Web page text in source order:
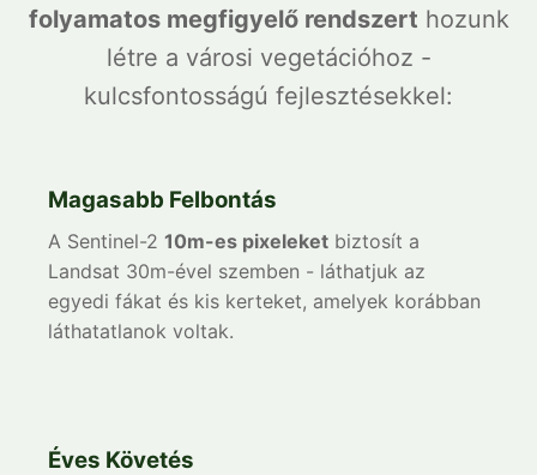
folyamatos megfigyelő rendszert hozunk
létre a városi vegetációhoz -
kulcsfontosságú fejlesztésekkel:
Magasabb Felbontás
A Sentinel-2 10m-es pixeleket biztosít a
Landsat 30m-ével szemben - láthatjuk az
egyedi fákat és kis kerteket, amelyek korábban
láthatatlanok voltak.
Éves Követés